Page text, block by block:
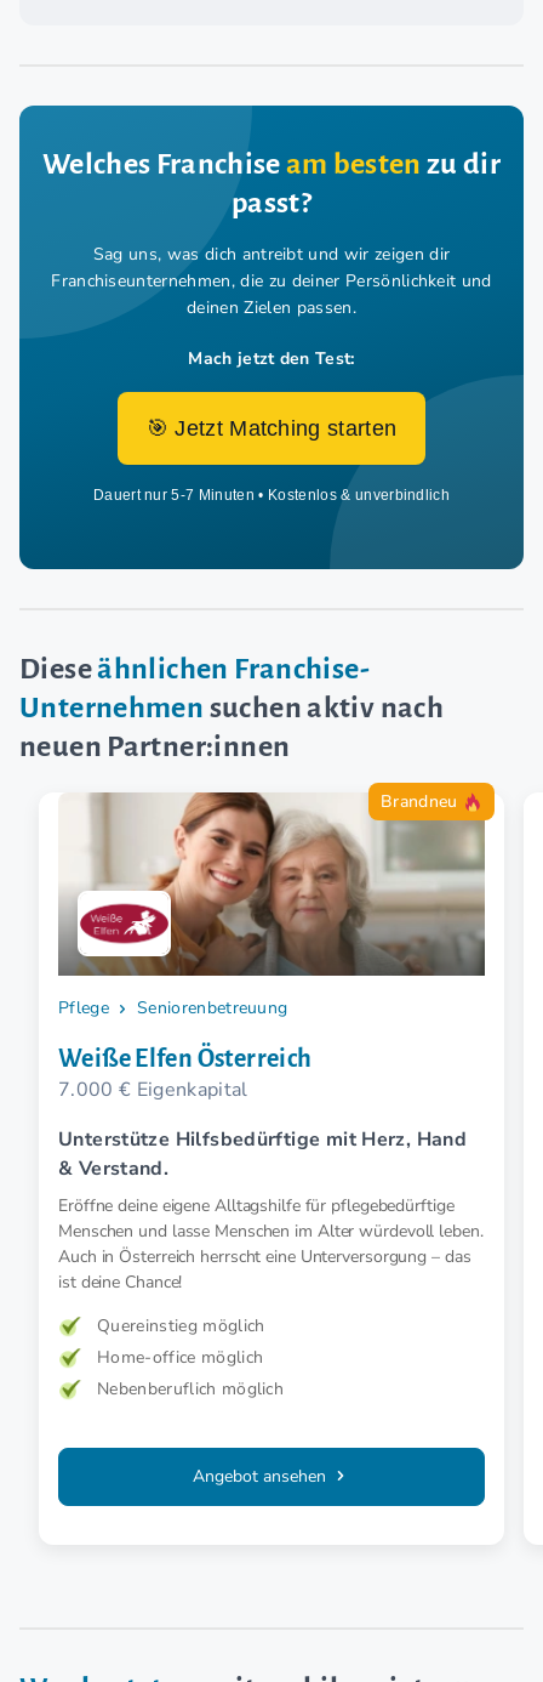
Welches Franchiseam besten zu dir
passt?
Sag uns, was dich antreibt und wir zeigen dir
Franchiseunternehmen, die zu deiner Persönlichkeit und
deinen Zielen passen.
Mach jetzt den Test:
🎯 Jetzt Matching starten
Dauert nur 5-7 Minuten • Kostenlos & unverbindlich
Dieseähnlichen Franchise-
Unternehmen suchen aktiv nach
neuen Partner:innen
Brandneu
Pflege Seniorenbetreuung
Weiße Elfen Österreich
7.000 € Eigenkapital
Unterstütze Hilfsbedürftige mit Herz, Hand
& Verstand.
Eröffne deine eigene Alltagshilfe für pflegebedürftige
Menschen und lasse Menschen im Alter würdevoll leben.
Auch in Österreich herrscht eine Unterversorgung – das
ist deine Chance!
Quereinstieg möglich
Home-office möglich
Nebenberuflich möglich
Angebot ansehen